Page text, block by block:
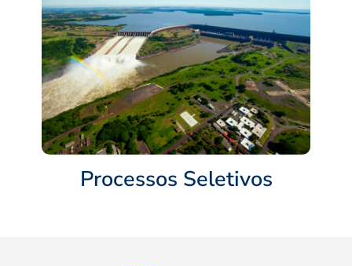
Processos Seletivos